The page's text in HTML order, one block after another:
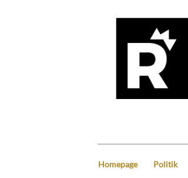
Homepage Politik